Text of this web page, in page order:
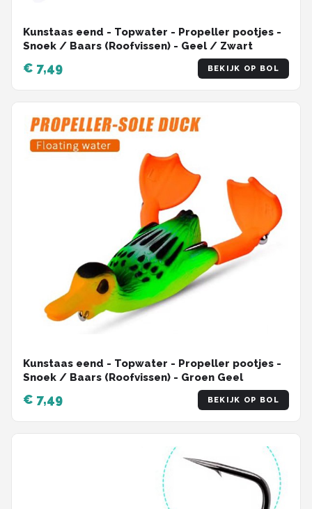
Kunstaas eend - Topwater - Propeller pootjes -
Snoek / Baars (Roofvissen) - Geel / Zwart
€ 7,49 BEKIJK OP BOL
Kunstaas eend - Topwater - Propeller pootjes -
Snoek / Baars (Roofvissen) - Groen Geel
€ 7,49 BEKIJK OP BOL